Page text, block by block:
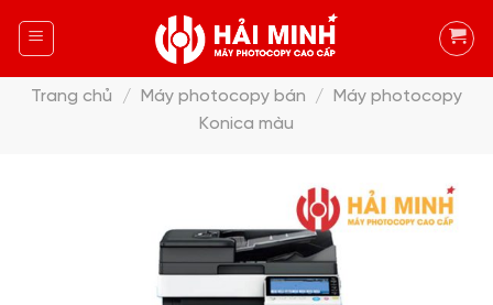
Trang chủ
/ Máy photocopy bán /
Máy photocopy
Konica màu